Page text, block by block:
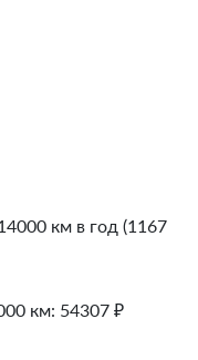
км в год (1167
км: 54307 ₽